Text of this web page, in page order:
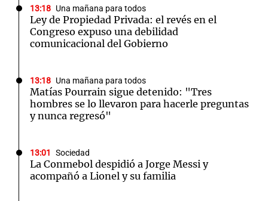
13:18 Una mañana para todos
Ley de Propiedad Privada: el revés en el
Congreso expuso una debilidad
comunicacional del Gobierno
13:18 Una mañana para todos
Matías Pourrain sigue detenido: "Tres
hombres se lo llevaron para hacerle preguntas
y nunca regresó"
13:01 Sociedad
La Conmebol despidió a Jorge Messi y
acompañó a Lionel y su familia